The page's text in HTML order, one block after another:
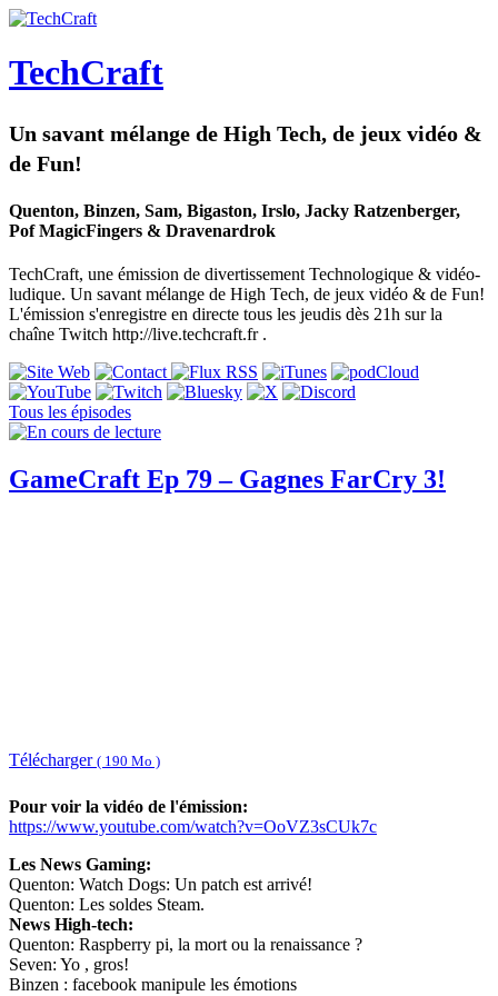
TechCraft
Un savant mélange de High Tech, de jeux vidéo &
de Fun!
Quenton, Binzen, Sam, Bigaston, Irslo, Jacky Ratzenberger,
Pof MagicFingers & Dravenardrok
TechCraft, une émission de divertissement Technologique & vidéo-
ludique. Un savant mélange de High Tech, de jeux vidéo & de Fun!
L'émission s'enregistre en directe tous les jeudis dès 21h sur la
chaîne Twitch http://live.techcraft.fr .
Tous les épisodes
GameCraft Ep 79 – Gagnes FarCry 3!
Télécharger ( 190 Mo )
Pour voir la vidéo de l'émission:
https://www.youtube.com/watch?v=OoVZ3sCUk7c
Les News Gaming:
Quenton: Watch Dogs: Un patch est arrivé!
Quenton: Les soldes Steam.
News High-tech:
Quenton: Raspberry pi, la mort ou la renaissance ?
Seven: Yo , gros!
Binzen : facebook manipule les émotions